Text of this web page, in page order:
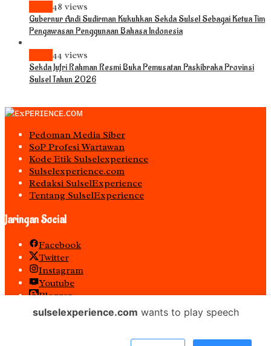
48 views
Gubernur Andi Sudirman Kukuhkan Sekda Sulsel Sebagai Ketua Tim
Pengawasan Penggunaan Bahasa Indonesia
44 views
Sekda Jufri Rahman Resmi Buka Pemusatan Paskibraka Provinsi
Sulsel Tahun 2026
Pedoman Media Siber
S0P Profesi Wartawan
Kode Etik Sulselexperience
Sulselexperience.com
Redaksi SulselExperience
Tentang SulselExperience
Jaringan Social
Facebook
Twitter
Instagram
Youtube
Blogger
Spotify
𝐏𝐓 𝕰𝖝𝖕𝖊𝖗𝖎𝖊𝖓𝖈𝖊 𝕸𝖊𝖉𝖎𝖆 𝖀𝖙𝖆𝖒𝖆 𝕋𝕖𝕣𝕕𝕒𝕗𝕥𝕒𝕣 𝖊-𝕮𝖆𝖙𝖆𝖑𝖔𝖌 𝐁𝐞𝐥𝐚𝐧𝐣𝐚
sulselexperience.com wants to play speech